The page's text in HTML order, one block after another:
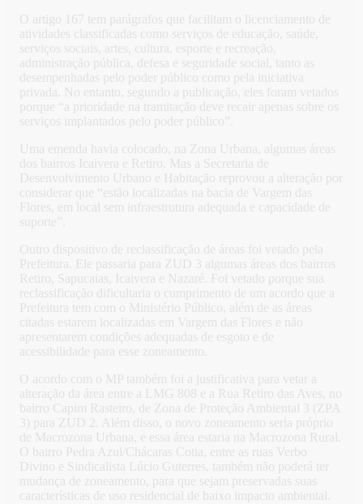
O artigo 167 tem parágrafos que facilitam o licenciamento de
atividades classificadas como serviços de educação, saúde,
serviços sociais, artes, cultura, esporte e recreação,
administração pública, defesa e seguridade social, tanto as
desempenhadas pelo poder público como pela iniciativa
privada. No entanto, segundo a publicação, eles foram vetados
porque “a prioridade na tramitação deve recair apenas sobre os
serviços implantados pelo poder público”.
Uma emenda havia colocado, na Zona Urbana, algumas áreas
dos bairros Icaivera e Retiro. Mas a Secretaria de
Desenvolvimento Urbano e Habitação reprovou a alteração por
considerar que “estão localizadas na bacia de Vargem das
Flores, em local sem infraestrutura adequada e capacidade de
suporte”.
Outro dispositivo de reclassificação de áreas foi vetado pela
Prefeitura. Ele passaria para ZUD 3 algumas áreas dos bairros
Retiro, Sapucaias, Icaivera e Nazaré. Foi vetado porque sua
reclassificação dificultaria o cumprimento de um acordo que a
Prefeitura tem com o Ministério Público, além de as áreas
citadas estarem localizadas em Vargem das Flores e não
apresentarem condições adequadas de esgoto e de
acessibilidade para esse zoneamento.
O acordo com o MP também foi a justificativa para vetar a
alteração da área entre a LMG 808 e a Rua Retiro das Aves, no
bairro Capim Rasteiro, de Zona de Proteção Ambiental 3 (ZPA
3) para ZUD 2. Além disso, o novo zoneamento seria próprio
de Macrozona Urbana, e essa área estaria na Macrozona Rural.
O bairro Pedra Azul/Chácaras Cotia, entre as ruas Verbo
Divino e Sindicalista Lúcio Guterres, também não poderá ter
mudança de zoneamento, para que sejam preservadas suas
características de uso residencial de baixo impacto ambiental.